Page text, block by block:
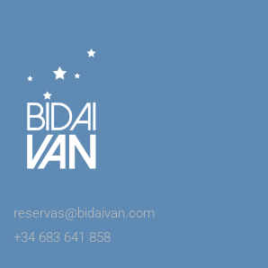
reservas@bidaivan.com
+34 683 641 858